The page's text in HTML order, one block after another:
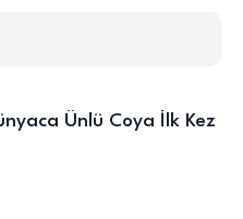
Ünlü Coya İlk Kez